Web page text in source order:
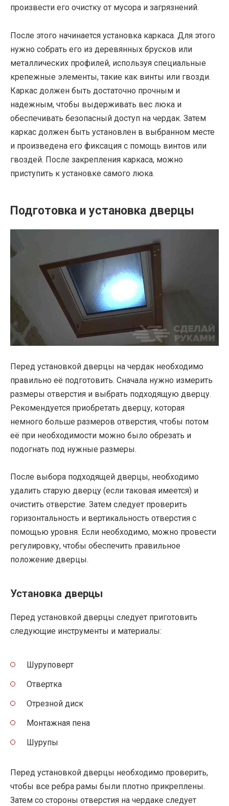
произвести его очистку от мусора и загрязнений.
После этого начинается установка каркаса. Для этого
нужно собрать его из деревянных брусков или
металлических профилей, используя специальные
крепежные элементы, такие как винты или гвозди.
Каркас должен быть достаточно прочным и
надежным, чтобы выдерживать вес люка и
обеспечивать безопасный доступ на чердак. Затем
каркас должен быть установлен в выбранном месте
и произведена его фиксация с помощь винтов или
гвоздей. После закрепления каркаса, можно
приступить к установке самого люка.
Подготовка и установка дверцы
Перед установкой дверцы на чердак необходимо
правильно её подготовить. Сначала нужно измерить
размеры отверстия и выбрать подходящую дверцу.
Рекомендуется приобретать дверцу, которая
немного больше размеров отверстия, чтобы потом
её при необходимости можно было обрезать и
подогнать под нужные размеры.
После выбора подходящей дверцы, необходимо
удалить старую дверцу (если таковая имеется) и
очистить отверстие. Затем следует проверить
горизонтальность и вертикальность отверстия с
помощью уровня. Если необходимо, можно провести
регулировку, чтобы обеспечить правильное
положение дверцы.
Установка дверцы
Перед установкой дверцы следует приготовить
следующие инструменты и материалы:
Шуруповерт
Отвертка
Отрезной диск
Монтажная пена
Шурупы
Перед установкой дверцы необходимо проверить,
чтобы все ребра рамы были плотно прикреплены.
Затем со стороны отверстия на чердаке следует